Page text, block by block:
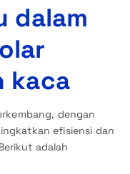
dalam
kaca
dengan
efisiensi dan
adalah